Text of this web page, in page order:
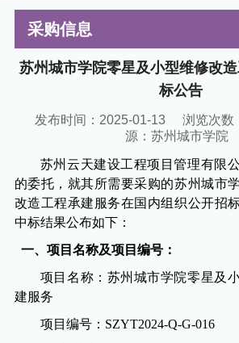
采购信息
苏州城市学院零星及小型维修改
标公告
发布时间：2025-01-13 浏览次数
源：苏州城市学院
苏州云天建设工程项目管理有限
的委托，就其所需要采购的苏州城市
改造工程承建服务在国内组织公开招
中标结果公布如下：
一、项目名称及项目编号：
项目名称：苏州城市学院零星及
建服务
项目编号： SZYT2024-Q-G-016